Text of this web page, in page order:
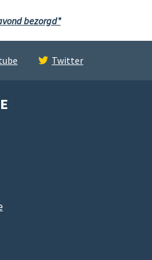
bezorgd*
Twitter